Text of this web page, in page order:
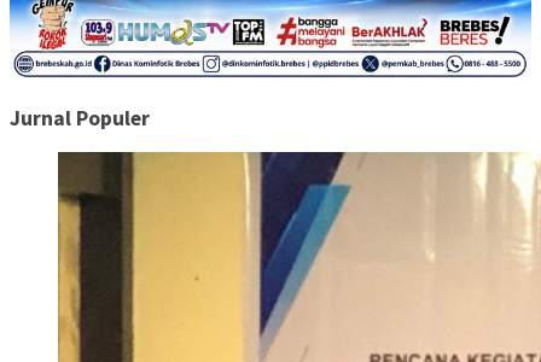
Jurnal Populer